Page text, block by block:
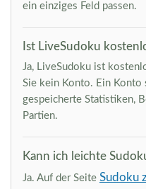
ein einziges Feld passen.
Ist LiveSudoku
Ja, LiveSudoku ist
Sie kein Konto. Ein Konto
gespeicherte Statistiken,
Partien.
Kann ich leichte
Ja. Auf der Seite Sudoku